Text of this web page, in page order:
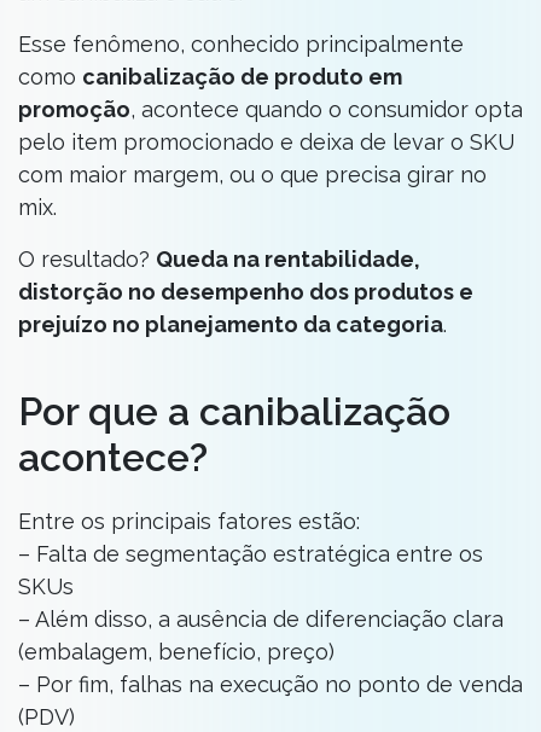
Esse fenômeno, conhecido principalmente
como canibalização de produto em
promoção, acontece quando o consumidor opta
pelo item promocionado e deixa de levar o SKU
com maior margem, ou o que precisa girar no
mix.
O resultado? Queda na rentabilidade,
distorção no desempenho dos produtos e
prejuízo no planejamento da categoria.
Por que a canibalização
acontece?
Entre os principais fatores estão:
– Falta de segmentação estratégica entre os
SKUs
– Além disso, a ausência de diferenciação clara
(embalagem, benefício, preço)
– Por fim, falhas na execução no ponto de venda
(PDV)